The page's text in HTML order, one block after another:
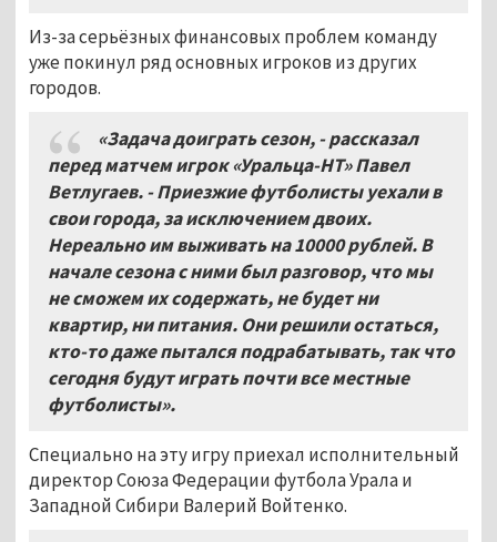
Из-за серьёзных финансовых проблем команду
уже покинул ряд основных игроков из других
городов.
«Задача доиграть сезон, - рассказал
перед матчем игрок «Уральца-НТ» Павел
Ветлугаев. - Приезжие футболисты уехали в
свои города, за исключением двоих.
Нереально им выживать на 10000 рублей. В
начале сезона с ними был разговор, что мы
не сможем их содержать, не будет ни
квартир, ни питания. Они решили остаться,
кто-то даже пытался подрабатывать, так что
сегодня будут играть почти все местные
футболисты».
Специально на эту игру приехал исполнительный
директор Союза Федерации футбола Урала и
Западной Сибири Валерий Войтенко.